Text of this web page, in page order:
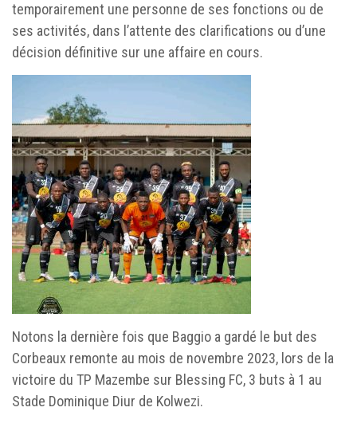
temporairement une personne de ses fonctions ou de
ses activités, dans l’attente des clarifications ou d’une
décision définitive sur une affaire en cours.
Notons la dernière fois que Baggio a gardé le but des
Corbeaux remonte au mois de novembre 2023, lors de la
victoire du TP Mazembe sur Blessing FC, 3 buts à 1 au
Stade Dominique Diur de Kolwezi.